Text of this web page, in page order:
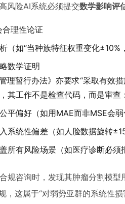
风险AI系统必须提交数学影响评
理性论证
（如“当种族特征权重变化±10%
数学证明
理暂行办法》亦要求“采取有效
，其工作不是检查代码，而是审查
平偏好（如用MAE而非MSE会
系统性偏差（如人脸数据旋转
所有风险场景（如医疗诊断必
规咨询时，发现其肿瘤分割模
，这属于“对弱势亚群的系统性